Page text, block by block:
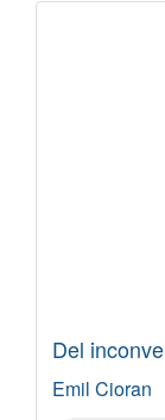
Del
Emil Cioran